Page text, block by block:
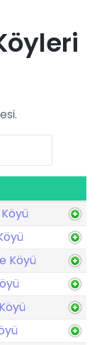
Köyü